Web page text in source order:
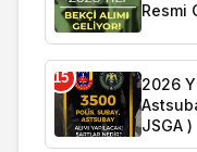
Resmi
15
2026
JSGA )